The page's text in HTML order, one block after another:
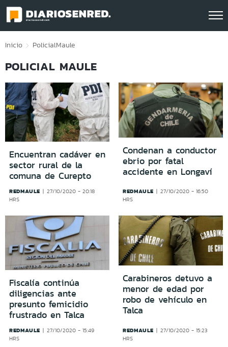
Click acá para ir directamente al contenido
Inicio PolicialMaule
POLICIAL MAULE
Encuentran cadáver en
sector rural de la
comuna de Curepto
REDMAULE
27/10/2020 - 20:18
HRS
Condenan a conductor
ebrio por fatal
accidente en Longaví
REDMAULE
27/10/2020 - 16:50
HRS
Fiscalía continúa
diligencias ante
presunto femicidio
frustrado en Talca
REDMAULE
27/10/2020 - 15:49
HRS
Carabineros detuvo a
menor de edad por
robo de vehículo en
Talca
REDMAULE
27/10/2020 - 15:23
HRS